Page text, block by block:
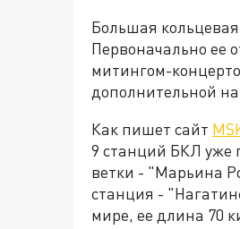
Большая
Первоначально ее
митингом-
дополнительной
Как пишет сайт
9 станций БКЛ уже
ветки - "Марьина
станция -
мире, ее длина 70